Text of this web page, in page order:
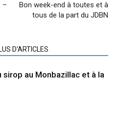
–
Bon week-end à toutes et à
tous de la part du JDBN
D'ARTICLES
sirop au Monbazillac et à la